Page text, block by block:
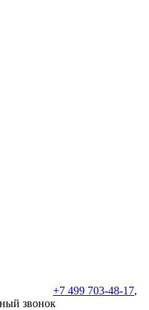
+7 499 703-48-17,
звонок